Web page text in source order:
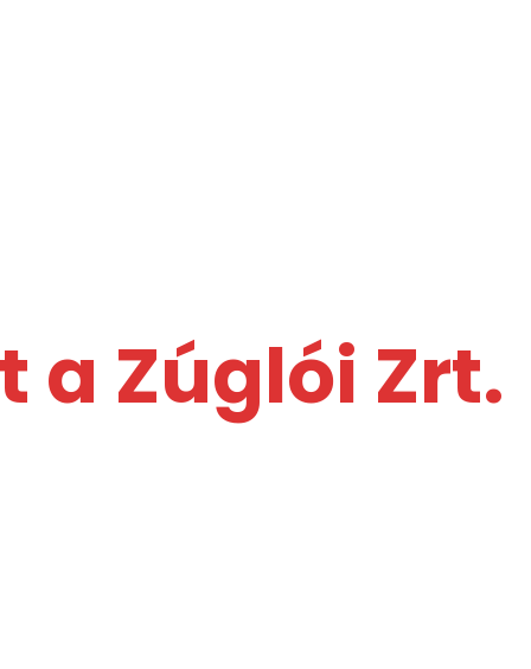
Zúglói Zrt.